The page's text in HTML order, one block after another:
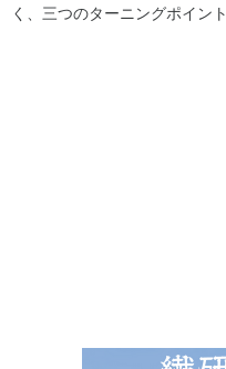
く、三つのターニングポイント